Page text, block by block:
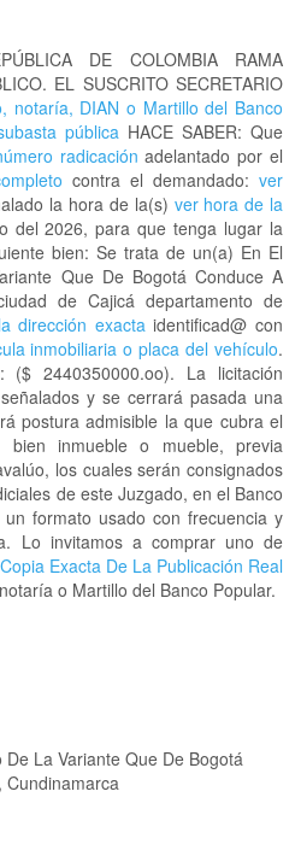
DE COLOMBIA RAMA
EL SUSCRITO SECRETARIO
notaría, DIAN o Martillo del Banco
públicaHACE SABER: Que
radicación adelantado por el
contra el demandado: ver
la hora de la(s) ver hora de la
del 2026, para que tenga lugar la
bien: Se trata de un(a) En El
Que De Bogotá Conduce A
de Cajicá departamento de
dirección exactaidentificad@ con
inmobiliaria o placa del vehículo.
2440350000.oo). La licitación
y se cerrará pasada una
postura admisible la que cubra el
inmueble o mueble, previa
los cuales serán consignados
de este Juzgado, en el Banco
formato usado con frecuencia y
Lo invitamos a comprar uno de
Exacta De La Publicación Real
o Martillo del Banco Popular.
La Variante Que De Bogotá
Cundinamarca